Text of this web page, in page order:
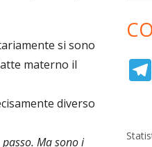
si sono
materno il
diverso
Ma sono i